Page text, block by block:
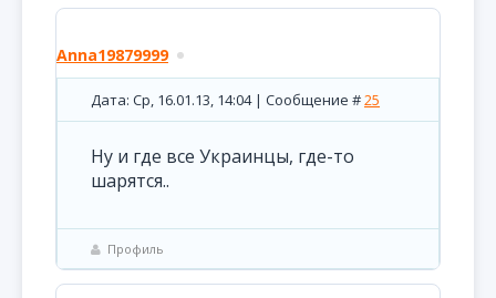
Anna19879999
Дата: Ср, 16.01.13, 14:04 | Сообщение #25
Ну и где все Украинцы, где-то
шарятся..
Профиль